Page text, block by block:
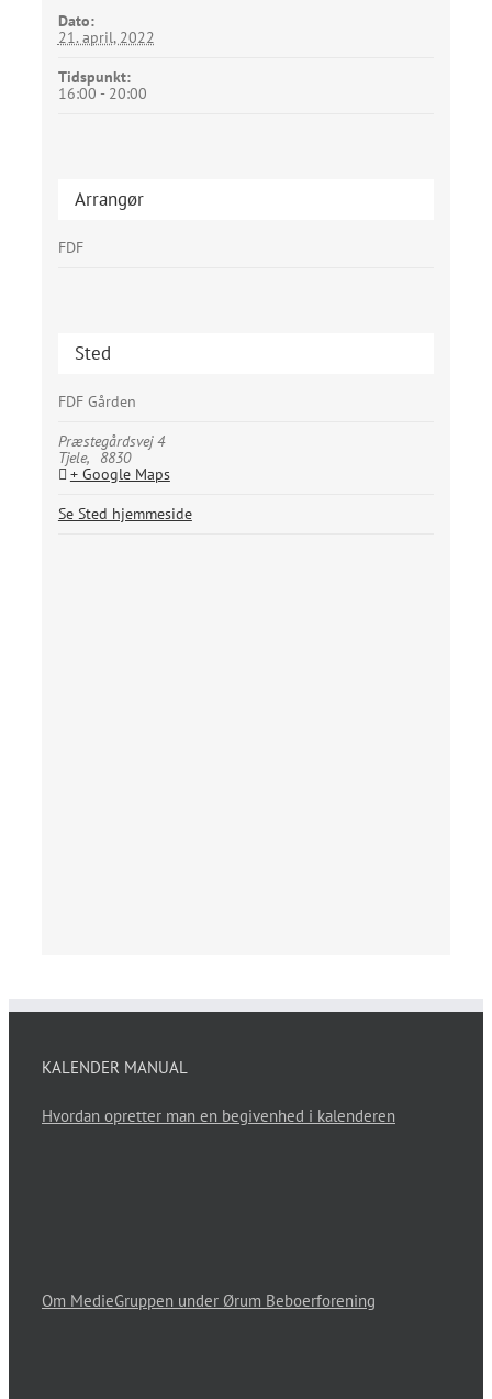
Dato:
21. april, 2022
Tidspunkt:
16:00 - 20:00
Arrangør
FDF
Sted
FDF Gården
Præstegårdsvej 4
Tjele,
8830
+ Google Maps
Se Sted hjemmeside
KALENDER MANUAL
Hvordan opretter man en begivenhed i kalenderen
Om MedieGruppen under Ørum Beboerforening